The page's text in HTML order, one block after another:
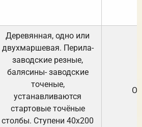
Деревянная, одно или
двухмаршевая. Перила-
заводские резные,
балясины- заводские
точеные,
устанавливаются
стартовые точёные
столбы. Ступени 40х200